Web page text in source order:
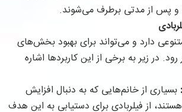
و پس از مدتی برطرف می‌شوند.
دارد و می‌تواند برای بهبود بخش‌های
در زیر به برخی از این کاربردها اشاره
بسیاری از خانم‌هایی که به دنبال افزایش
از فیلربادی برای دستیابی به این هدف